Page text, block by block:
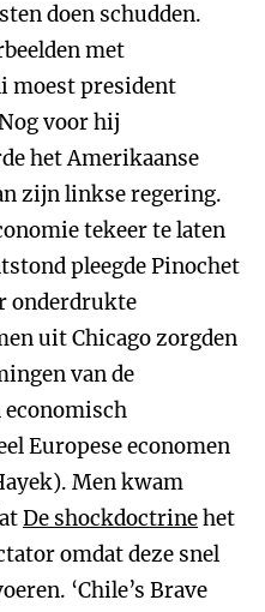
doen schudden.
met
moest president
voor hij
het Amerikaanse
zijn linkse regering.
tekeer te laten
pleegde Pinochet
onderdrukte
uit Chicago zorgden
van de
economisch
Europese economen
Men kwam
De shockdoctrinehet
omdat deze snel
‘Chile’s Brave